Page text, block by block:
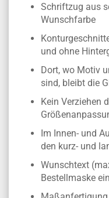
Schriftzug aus
Wunschfarbe
und ohne
Dort, wo Motiv
sind, bleibt die
Kein Verziehen
Im Innen- und
den kurz- und
Wunschtext
Bestellmaske